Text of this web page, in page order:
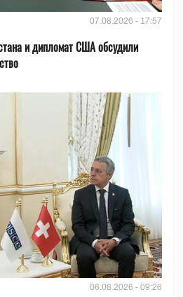
07.08.2026 - 17:57
и дипломат США обсудили
06.08.2026 - 09:26